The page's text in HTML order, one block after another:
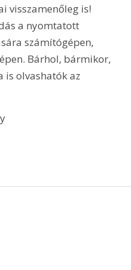
visszamenőleg is!
a nyomtatott
számítógépen,
Bárhol, bármikor,
olvashatók az